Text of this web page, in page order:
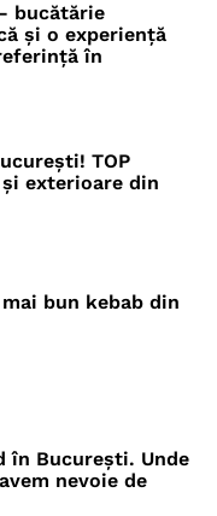
bucătărie
și o experiență
în
TOP
exterioare din
bun kebab din
în București. Unde
nevoie de